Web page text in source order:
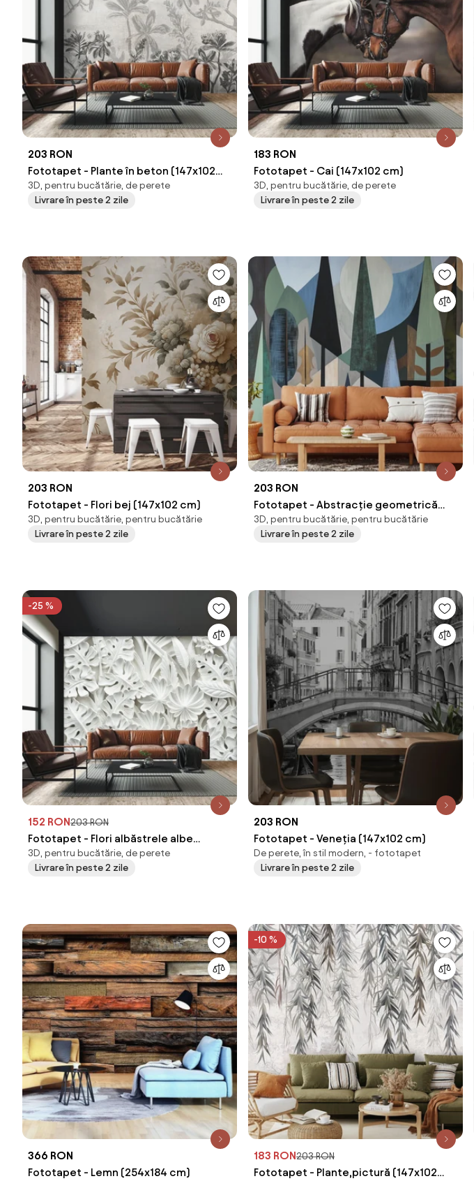
203 RON
Fototapet - Plante în beton (147x102
cm)
3D, pentru bucătărie, de perete
Livrare în peste 2 zile
183 RON
Fototapet - Cai (147x102 cm)
3D, pentru bucătărie, de perete
Livrare în peste 2 zile
203 RON
Fototapet - Flori bej (147x102 cm)
3D, pentru bucătărie, pentru bucătărie
Livrare în peste 2 zile
203 RON
Fototapet - Abstracție geometrică
naturală II. (147x102 cm)
3D, pentru bucătărie, pentru bucătărie
Livrare în peste 2 zile
-25 %
152 RON203 RON
Fototapet - Flori albăstrele albe
(147x102 cm)
3D, pentru bucătărie, de perete
Livrare în peste 2 zile
203 RON
Fototapet - Veneția (147x102 cm)
De perete, în stil modern, - fototapet
Livrare în peste 2 zile
366 RON
Fototapet - Lemn (254x184 cm)
-10 %
183 RON203 RON
Fototapet - Plante,pictură (147x102